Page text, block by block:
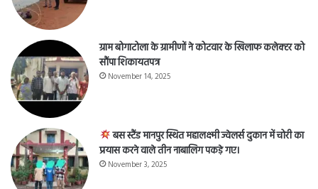
ग्राम बोगाटोला के ग्रामीणों ने कोटवार के खिलाफ कलेक्टर को
सौंपा शिकायतपत्र
November 14, 2025
बस स्टैंड मानपुर स्थित महालक्ष्मी ज्वेलर्स दुकान में चोरी का
प्रयास करने वाले तीन नाबालिग पकड़े गए।
November 3, 2025